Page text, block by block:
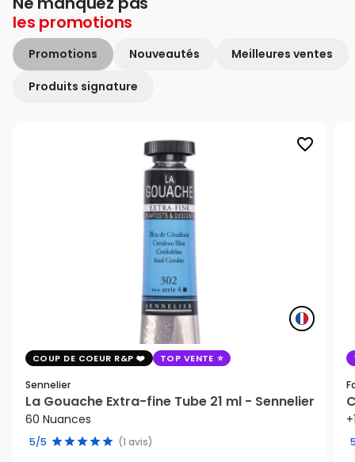
les promotions
Promotions Nouveautés Meilleures ventes
Produits signature
favorite_border
COUP DE COEUR R&P TOP VENTE
Sennelier
La Gouache Extra-fine Tube 21 ml - Sennelier
60 Nuances
5/5 (1 avis)